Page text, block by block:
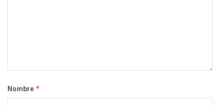
Nombre *